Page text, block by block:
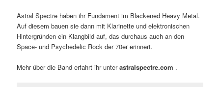
Astral Spectre haben ihr Fundament im Blackened Heavy Metal.
Auf diesem bauen sie dann mit Klarinette und elektronischen
Hintergründen ein Klangbild auf, das durchaus auch an den
Space- und Psychedelic Rock der 70er erinnert.
Mehr über die Band erfahrt ihr unterastralspectre.com .